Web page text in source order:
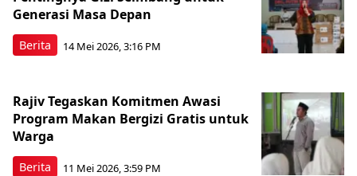
Berita
Generasi Masa Depan
14 Mei 2026, 3:16 PM
Berita
Rajiv Tegaskan Komitmen Awasi
Program Makan Bergizi Gratis untuk
Warga
11 Mei 2026, 3:59 PM